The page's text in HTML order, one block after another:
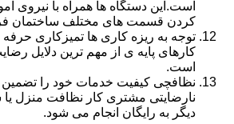
است.این دستگاه ها همراه با نیروی
کردن قسمت های مختلف ساختمان
توجه به ریزه کاری ها تمیزکاری
کارهای پایه ی از مهم ترین دلایل
است.
نظافچی کیفیت خدمات خود را
نارضایتی مشتری کار نظافت منزل
دیگر به رایگان انجام می شود.